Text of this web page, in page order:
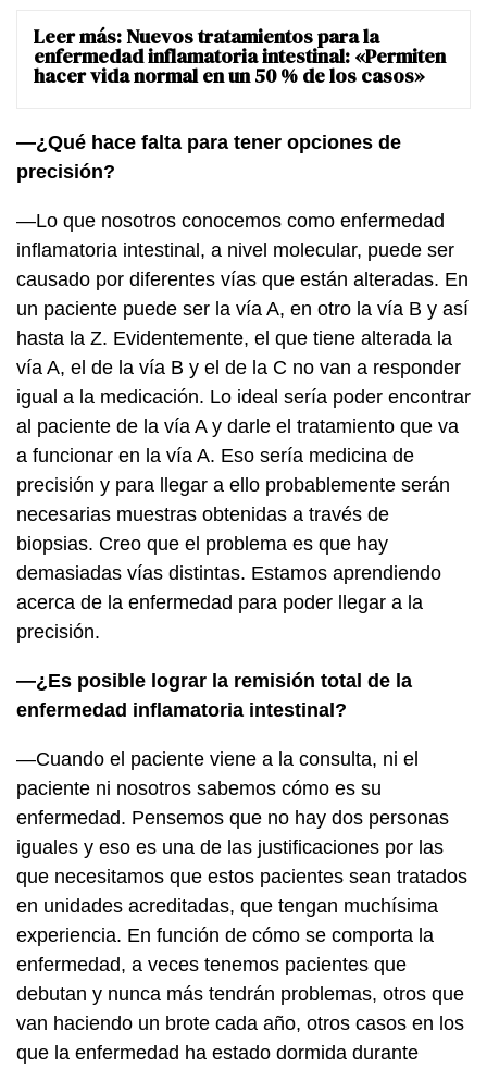
Leer más:Nuevos tratamientos para la
enfermedad inflamatoria intestinal: «Permiten
hacer vida normal en un 50 % de los casos»
—¿Qué hace falta para tener opciones de
precisión?
—Lo que nosotros conocemos como enfermedad
inflamatoria intestinal, a nivel molecular, puede ser
causado por diferentes vías que están alteradas. En
un paciente puede ser la vía A, en otro la vía B y así
hasta la Z. Evidentemente, el que tiene alterada la
vía A, el de la vía B y el de la C no van a responder
igual a la medicación. Lo ideal sería poder encontrar
al paciente de la vía A y darle el tratamiento que va
a funcionar en la vía A. Eso sería medicina de
precisión y para llegar a ello probablemente serán
necesarias muestras obtenidas a través de
biopsias. Creo que el problema es que hay
demasiadas vías distintas. Estamos aprendiendo
acerca de la enfermedad para poder llegar a la
precisión.
—¿Es posible lograr la remisión total de la
enfermedad inflamatoria intestinal?
—Cuando el paciente viene a la consulta, ni el
paciente ni nosotros sabemos cómo es su
enfermedad. Pensemos que no hay dos personas
iguales y eso es una de las justificaciones por las
que necesitamos que estos pacientes sean tratados
en unidades acreditadas, que tengan muchísima
experiencia. En función de cómo se comporta la
enfermedad, a veces tenemos pacientes que
debutan y nunca más tendrán problemas, otros que
van haciendo un brote cada año, otros casos en los
que la enfermedad ha estado dormida durante